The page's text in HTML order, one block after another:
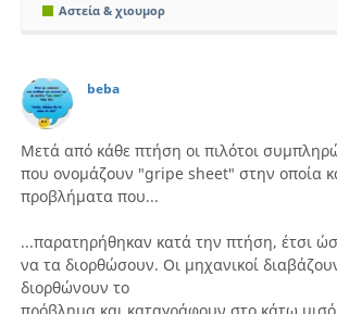
Αστεία & χιουμορ
beba
Μετά από κάθε πτήση οι πιλότοι
που ονομάζουν "gripe sheet" στην οποία
προβλήματα που...
...παρατηρήθηκαν κατά την πτήση, έτσι
να τα διορθώσουν. Οι μηχανικοί
διορθώνουν το